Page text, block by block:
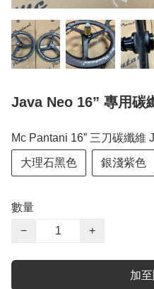
Java Neo 16” 專用碳
Mc Pantani 16” 三刀碳纖維
大理石黑色 銀淺紫色
數量
−
+
加